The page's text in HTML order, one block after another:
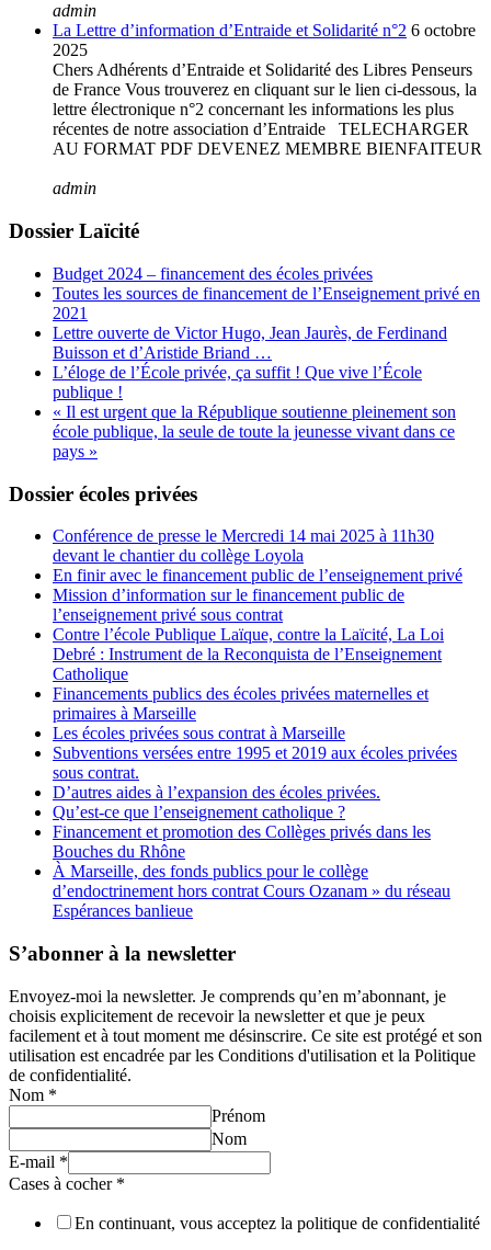
admin
La Lettre d’information d’Entraide et Solidarité n°2 6 octobre
2025
Chers Adhérents d’Entraide et Solidarité des Libres Penseurs
de France Vous trouverez en cliquant sur le lien ci-dessous, la
lettre électronique n°2 concernant les informations les plus
récentes de notre association d’Entraide TELECHARGER
AU FORMAT PDF DEVENEZ MEMBRE BIENFAITEUR
admin
Dossier Laïcité
Budget 2024 – financement des écoles privées
Toutes les sources de financement de l’Enseignement privé en
2021
Lettre ouverte de Victor Hugo, Jean Jaurès, de Ferdinand
Buisson et d’Aristide Briand …
L’éloge de l’École privée, ça suffit ! Que vive l’École
publique !
« Il est urgent que la République soutienne pleinement son
école publique, la seule de toute la jeunesse vivant dans ce
pays »
Dossier écoles privées
Conférence de presse le Mercredi 14 mai 2025 à 11h30
devant le chantier du collège Loyola
En finir avec le financement public de l’enseignement privé
Mission d’information sur le financement public de
l’enseignement privé sous contrat
Contre l’école Publique Laïque, contre la Laïcité, La Loi
Debré : Instrument de la Reconquista de l’Enseignement
Catholique
Financements publics des écoles privées maternelles et
primaires à Marseille
Les écoles privées sous contrat à Marseille
Subventions versées entre 1995 et 2019 aux écoles privées
sous contrat.
D’autres aides à l’expansion des écoles privées.
Qu’est-ce que l’enseignement catholique ?
Financement et promotion des Collèges privés dans les
Bouches du Rhône
À Marseille, des fonds publics pour le collège
d’endoctrinement hors contrat Cours Ozanam » du réseau
Espérances banlieue
S’abonner à la newsletter
Envoyez-moi la newsletter. Je comprends qu’en m’abonnant, je
choisis explicitement de recevoir la newsletter et que je peux
facilement et à tout moment me désinscrire. Ce site est protégé et son
utilisation est encadrée par les Conditions d'utilisation et la Politique
de confidentialité.
Nom *
Prénom
Nom
E-mail *
Cases à cocher *
En continuant, vous acceptez la politique de confidentialité